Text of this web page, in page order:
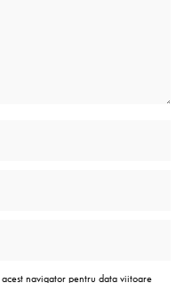
navigator pentru data viitoare